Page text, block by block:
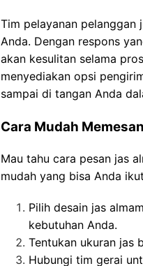
Tim pelayanan pelanggan
Anda. Dengan respons
akan kesulitan selama
menyediakan opsi
sampai di tangan Anda
Cara Mudah
Mau tahu cara pesan jas
mudah yang bisa Anda
Pilih desain jas
kebutuhan Anda.
Tentukan ukuran jas
Hubungi tim gerai